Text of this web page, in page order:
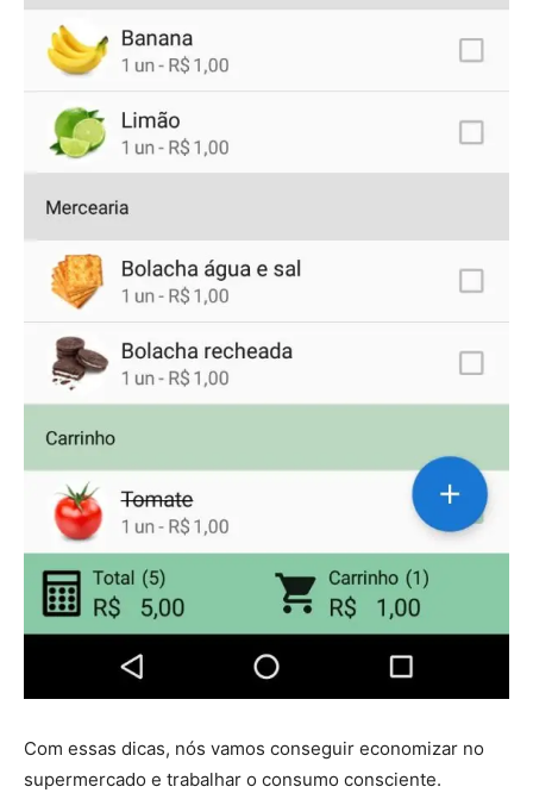
━ pricing plans
Free
Included for free:
Etiam est nibh, lobortis sit
Praesent euismod ac
Ut mollis pellentesque tortor
Donec quis est ac felis
Orci varius natoque dolor
Com essas dicas, nós vamos conseguir economizar no
supermercado e trabalhar o consumo consciente.